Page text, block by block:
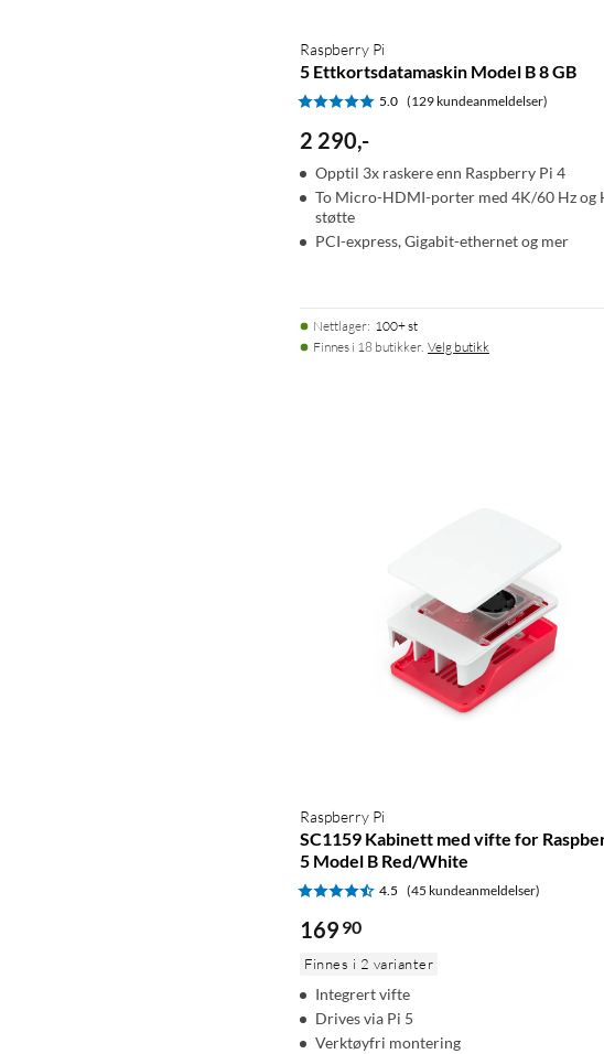
Raspberry Pi
5 Ettkortsdatamaskin Model B 8 GB
5.0 (129 kundeanmeldelser)
2 290,-
Opptil 3x raskere enn Raspberry Pi 4
To Micro-HDMI-porter med 4K/60 Hz og
støtte
PCI-express, Gigabit-ethernet og mer
Nettlager: 100+ st
Finnes i 18 butikker. Velg butikk
Raspberry Pi
SC1159 Kabinett med vifte for
5 Model B Red/White
4.5 (45 kundeanmeldelser)
169 90
Finnes i 2 varianter
Integrert vifte
Drives via Pi 5
Verktøyfri montering